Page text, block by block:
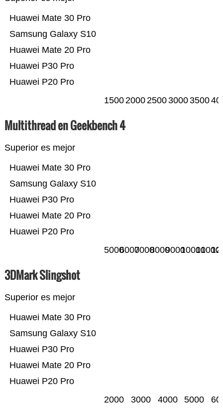
Huawei P20 Pro
Huawei P30 Pro
Huawei Mate 20 Pro
Samsung Galaxy S10
Huawei Mate 30 Pro
15002000250030003500
Multithread en Geekbench 4
Superior es mejor
Huawei P20 Pro
Huawei Mate 20 Pro
Huawei P30 Pro
Samsung Galaxy S10
Huawei Mate 30 Pro
500060007000800090001000011000
3DMark Slingshot
Superior es mejor
Huawei P20 Pro
Huawei Mate 20 Pro
Huawei P30 Pro
Samsung Galaxy S10
Huawei Mate 30 Pro
2000 3000 4000 5000